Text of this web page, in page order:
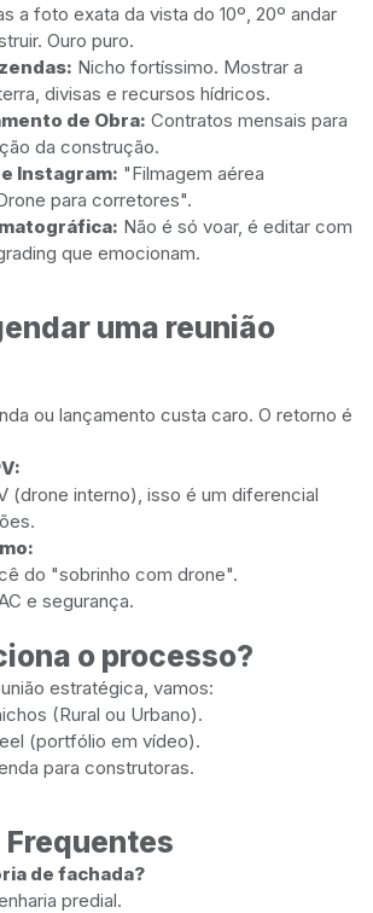
a foto exata da vista do 10º, 20º andar
Ouro puro.
Nicho fortíssimo. Mostrar a
divisas e recursos hídricos.
de Obra: Contratos mensais para
da construção.
Instagram: "Filmagem aérea
para corretores".
Não é só voar, é editar com
que emocionam.
uma reunião
ou lançamento custa caro. O retorno é
(drone interno), isso é um diferencial
do "sobrinho com drone".
e segurança.
o processo?
estratégica, vamos:
(Rural ou Urbano).
(portfólio em vídeo).
para construtoras.
de fachada?
predial.